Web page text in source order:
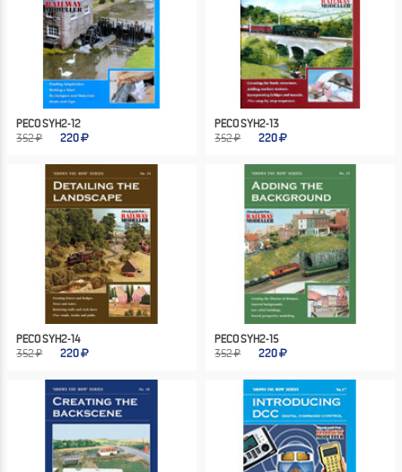
PECO SYH2-12
352 ₽
220
PECO SYH2-13
352 ₽
220
PECO SYH2-14
352 ₽
220
PECO SYH2-15
352 ₽
220